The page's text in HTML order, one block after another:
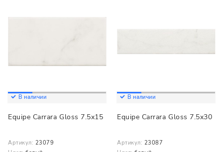
В наличии
Equipe Carrara Gloss 7.5x15
Артикул: 23079
В наличии
Equipe Carrara Gloss 7.5x30
Артикул: 23087